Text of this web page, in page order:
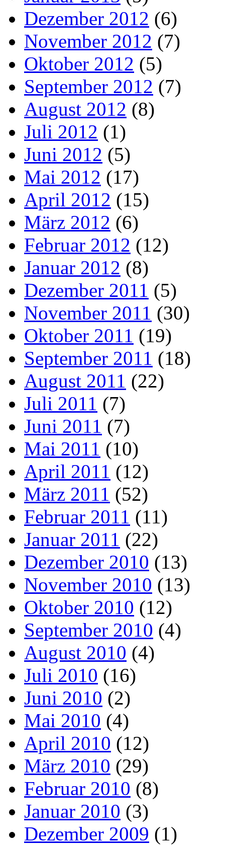
Dezember 2012 (6)
November 2012 (7)
Oktober 2012 (5)
September 2012 (7)
August 2012 (8)
Juli 2012 (1)
Juni 2012 (5)
Mai 2012 (17)
April 2012 (15)
März 2012 (6)
Februar 2012 (12)
Januar 2012 (8)
Dezember 2011 (5)
November 2011 (30)
Oktober 2011 (19)
September 2011 (18)
August 2011 (22)
Juli 2011 (7)
Juni 2011 (7)
Mai 2011 (10)
April 2011 (12)
März 2011 (52)
Februar 2011 (11)
Januar 2011 (22)
Dezember 2010 (13)
November 2010 (13)
Oktober 2010 (12)
September 2010 (4)
August 2010 (4)
Juli 2010 (16)
Juni 2010 (2)
Mai 2010 (4)
April 2010 (12)
März 2010 (29)
Februar 2010 (8)
Januar 2010 (3)
Dezember 2009 (1)